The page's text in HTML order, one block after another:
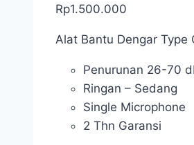
Rp1.500.000
Alat Bantu Dengar Type
Penurunan 26-70
Ringan – Sedang
Single Microphone
2 Thn Garansi